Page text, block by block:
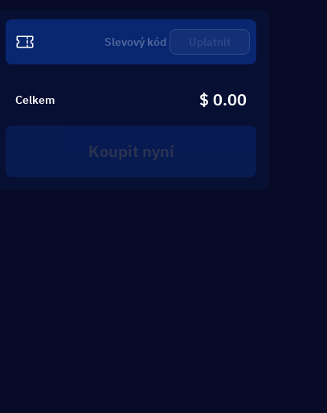
Uplatnit
Celkem $ 0.00
Koupit nyní